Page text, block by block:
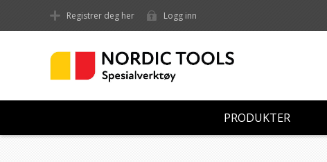
Registrer deg her Logg inn
PRODUKTER